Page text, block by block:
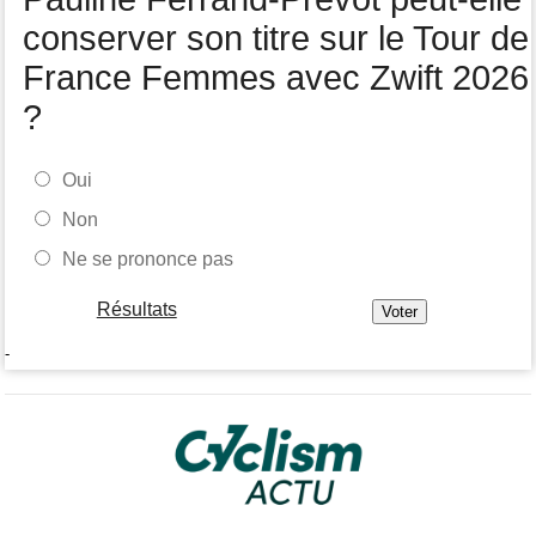
conserver son titre sur le Tour de
France Femmes avec Zwift 2026
?
Oui
Non
Ne se prononce pas
Résultats
-